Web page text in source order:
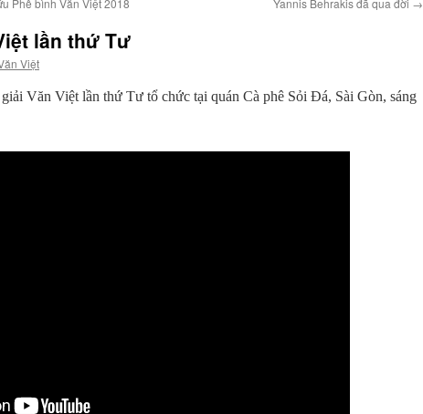
Phê bình Văn Việt 2018 Yannis Behrakis đã qua đời →
lần thứ Tư
Việt
Văn Việt lần thứ Tư tổ chức tại quán Cà phê Sỏi Đá, Sài Gòn, sáng